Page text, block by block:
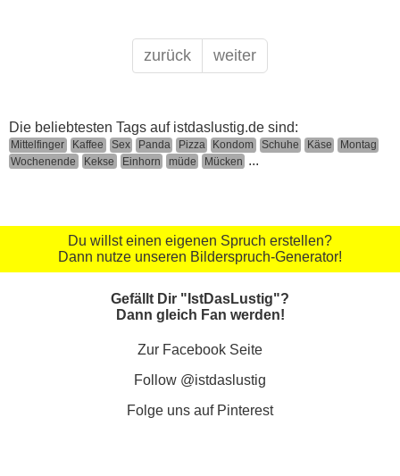
zurück weiter
Die beliebtesten Tags auf istdaslustig.de sind:
Mittelfinger Kaffee Sex Panda Pizza Kondom Schuhe Käse
Montag
Wochenende
Kekse Einhorn müde Mücken ...
Du willst einen eigenen Spruch erstellen?
Dann nutze unseren Bilderspruch-Generator!
Gefällt Dir "IstDasLustig"?
Dann gleich Fan werden!
Zur Facebook Seite
Follow @istdaslustig
Folge uns auf Pinterest